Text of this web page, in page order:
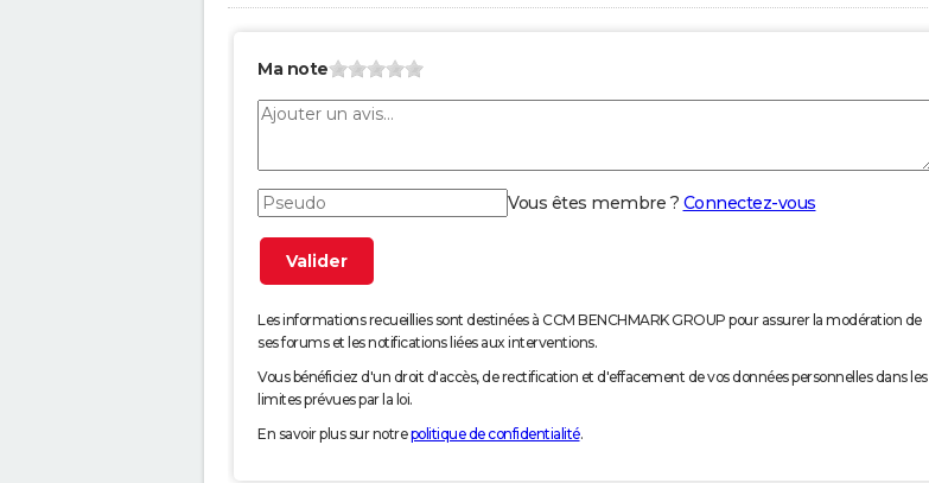
Ma note
Vous êtes membre ? Connectez-vous
Les informations recueillies sont destinées à CCM BENCHMARK GROUP pour assurer la modération de
ses forums et les notifications liées aux interventions.
Vous bénéficiez d'un droit d'accès, de rectification et d'effacement de vos données personnelles dans les
limites prévues par la loi.
En savoir plus sur notrepolitique de confidentialité.